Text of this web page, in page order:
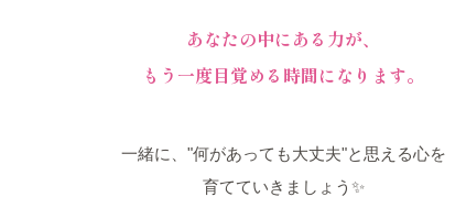
あなたの中にある力が、
もう一度目覚める時間になります。
一緒に、"何があっても大丈夫"と思える心を
育てていきましょう✨